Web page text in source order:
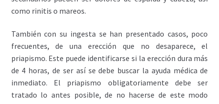
como rinitis o mareos.
También con su ingesta se han presentado casos, poco
frecuentes, de una erección que no desaparece, el
priapismo. Este puede identificarse si la erección dura más
de 4 horas, de ser así se debe buscar la ayuda médica de
inmediato. El priapismo obligatoriamente debe ser
tratado lo antes posible, de no hacerse de este modo